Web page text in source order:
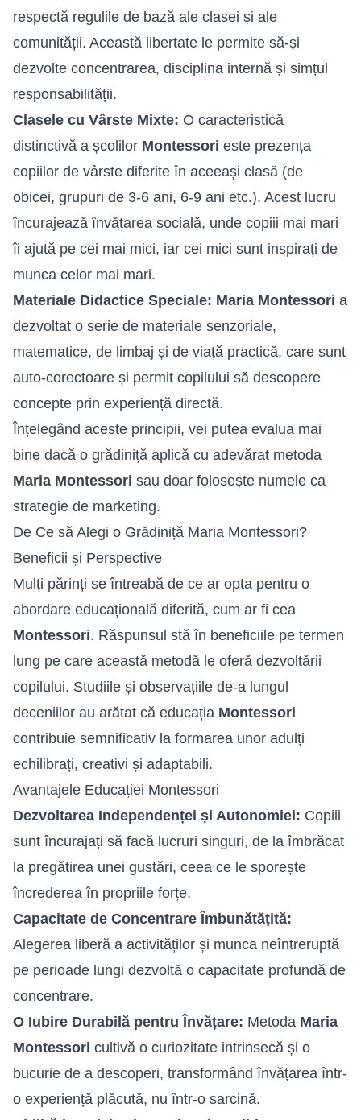
respectă regulile de bază ale clasei și ale
comunității. Această libertate le permite să-și
dezvolte concentrarea, disciplina internă și simțul
responsabilității.
Clasele cu Vârste Mixte: O caracteristică
distinctivă a școlilor Montessori este prezența
copiilor de vârste diferite în aceeași clasă (de
obicei, grupuri de 3-6 ani, 6-9 ani etc.). Acest lucru
încurajează învățarea socială, unde copiii mai mari
îi ajută pe cei mai mici, iar cei mici sunt inspirați de
munca celor mai mari.
Materiale Didactice Speciale: Maria Montessori a
dezvoltat o serie de materiale senzoriale,
matematice, de limbaj și de viață practică, care sunt
auto-corectoare și permit copilului să descopere
concepte prin experiență directă.
Înțelegând aceste principii, vei putea evalua mai
bine dacă o grădiniță aplică cu adevărat metoda
Maria Montessori sau doar folosește numele ca
strategie de marketing.
De Ce să Alegi o Grădiniță Maria Montessori?
Beneficii și Perspective
Mulți părinți se întreabă de ce ar opta pentru o
abordare educațională diferită, cum ar fi cea
Montessori. Răspunsul stă în beneficiile pe termen
lung pe care această metodă le oferă dezvoltării
copilului. Studiile și observațiile de-a lungul
deceniilor au arătat că educația Montessori
contribuie semnificativ la formarea unor adulți
echilibrați, creativi și adaptabili.
Avantajele Educației Montessori
Dezvoltarea Independenței și Autonomiei: Copiii
sunt încurajați să facă lucruri singuri, de la îmbrăcat
la pregătirea unei gustări, ceea ce le sporește
încrederea în propriile forțe.
Capacitate de Concentrare Îmbunătățită:
Alegerea liberă a activităților și munca neîntreruptă
pe perioade lungi dezvoltă o capacitate profundă de
concentrare.
O Iubire Durabilă pentru Învățare: Metoda Maria
Montessori cultivă o curiozitate intrinsecă și o
bucurie de a descoperi, transformând învățarea într-
o experiență plăcută, nu într-o sarcină.